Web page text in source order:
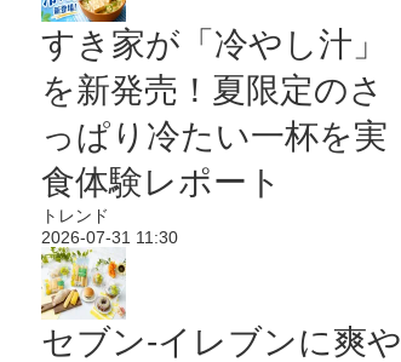
すき家が「冷やし汁」
を新発売！夏限定のさ
っぱり冷たい一杯を実
食体験レポート
トレンド
2026-07-31 11:30
セブン‐イレブンに爽や